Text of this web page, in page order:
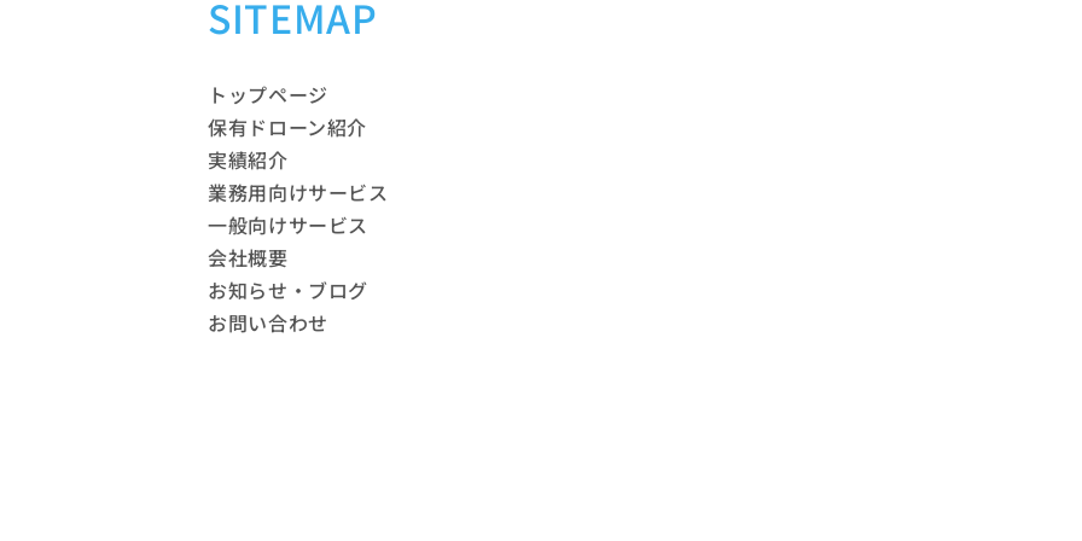
SITEMAP
トップページ
保有ドローン紹介
実績紹介
業務用向けサービス
一般向けサービス
会社概要
お知らせ・ブログ
お問い合わせ